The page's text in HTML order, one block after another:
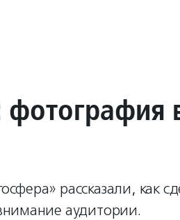
рассказали, как
аудитории.